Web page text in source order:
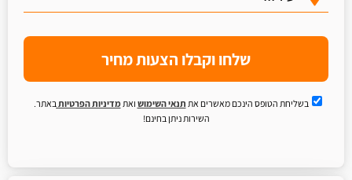
שלחו וקבלו הצעות מחיר
בשליחת הטופס הינכם מאשרים את תנאי השימוש ואתמדיניות הפרטיותבאתר.
השירות ניתן בחינם!